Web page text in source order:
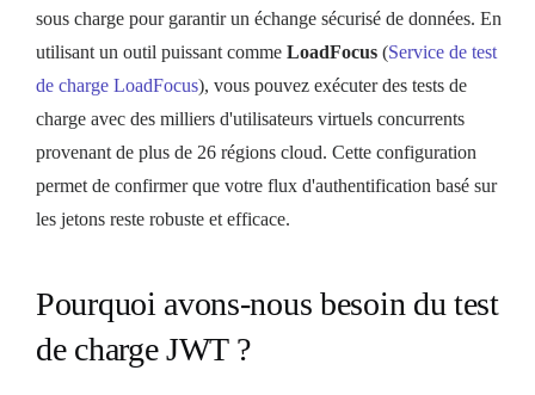
sous charge pour garantir un échange sécurisé de données. En
utilisant un outil puissant comme LoadFocus (Service de test
de charge LoadFocus), vous pouvez exécuter des tests de
charge avec des milliers d'utilisateurs virtuels concurrents
provenant de plus de 26 régions cloud. Cette configuration
permet de confirmer que votre flux d'authentification basé sur
les jetons reste robuste et efficace.
Pourquoi avons-nous besoin du test
de charge JWT ?